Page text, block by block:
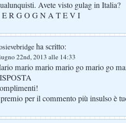
Avete visto gulag in Italia?
R G O G N A T E V I
ha scritto:
22nd, 2013 alle 14:33
mario mario mario go mario go
per il commento più insulso è